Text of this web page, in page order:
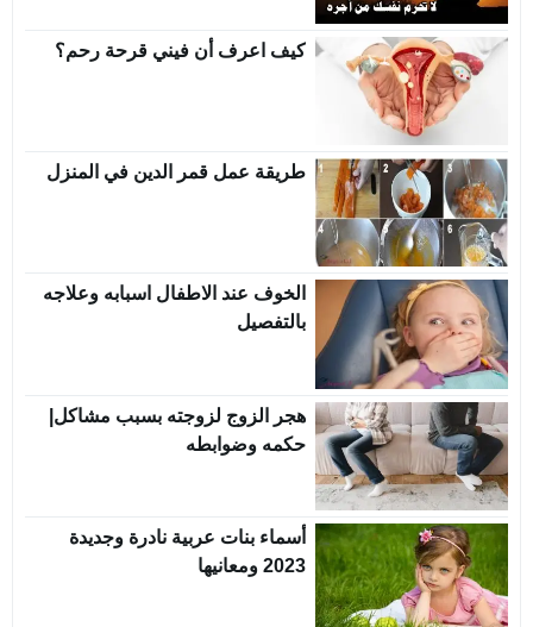
كيف اعرف أن فيني قرحة رحم؟
طريقة عمل قمر الدين في المنزل
الخوف عند الاطفال اسبابه وعلاجه
بالتفصيل
هجر الزوج لزوجته بسبب مشاكل|
حكمه وضوابطه
أسماء بنات عربية نادرة وجديدة
2023 ومعانيها